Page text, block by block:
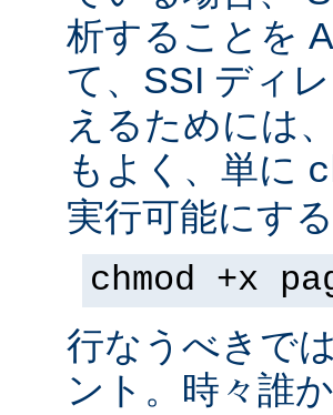
析することを
て、SSI ディ
えるためには
もよく、単に
実行可能にす
chmod +x
行なうべきで
ント。時々誰